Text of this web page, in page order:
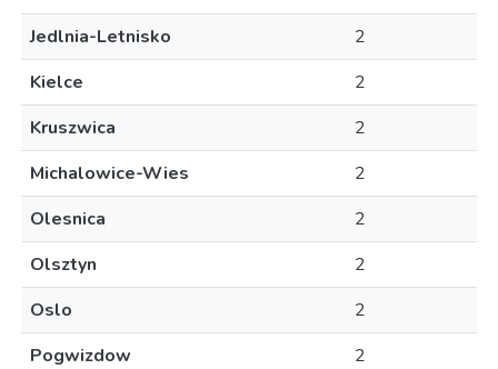
Jedlnia-Letnisko
2
Kielce
2
Kruszwica
2
Michalowice-Wies
2
Olesnica
2
Olsztyn
2
Oslo
2
Pogwizdow
2